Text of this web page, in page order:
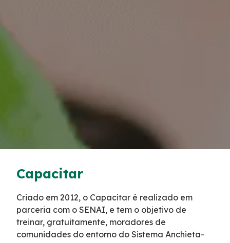
Auxílio Mecânico
Socorro Médico
Cargas Especiais
Capacitar
Criado em 2012, o Capacitar é realizado em
parceria com o SENAI, e tem o objetivo de
treinar, gratuitamente, moradores de
comunidades do entorno do Sistema Anchieta-